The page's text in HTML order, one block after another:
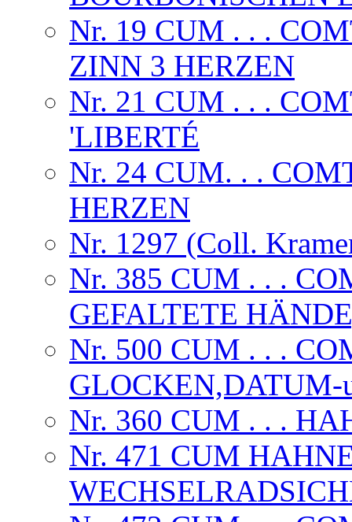
Nr. 19 CUM . . .
ZINN 3 HERZEN
Nr. 21 CUM . . .
'LIBERTÉ
Nr. 24 CUM. . .
HERZEN
Nr. 1297 (Coll.
Nr. 385 CUM . . .
GEFALTETE
Nr. 500 CUM . . .
GLOCKEN,DATUM-
Nr. 360 CUM . . .
Nr. 471 CUM